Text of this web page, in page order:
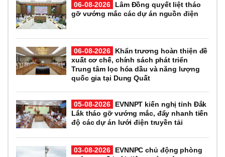
06-08-2026
Lâm Đồng quyết liệt tháo
gỡ vướng mắc các dự án nguồn điện
06-08-2026
Khẩn trương hoàn thiện đề
xuất cơ chế, chính sách phát triển
Trung tâm lọc hóa dầu và năng lượng
quốc gia tại Dung Quất
05-08-2026
EVNNPT kiến nghị tỉnh Đắk
Lắk tháo gỡ vướng mắc, đẩy nhanh tiến
độ các dự án lưới điện truyền tải
03-08-2026
EVNNPC chủ động phòng